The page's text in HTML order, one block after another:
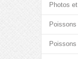
Photos
Poissons
Poissons